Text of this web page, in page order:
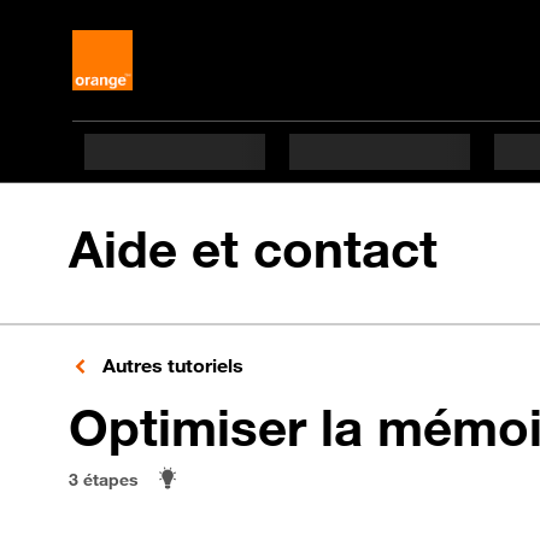
Aide et contact
Autres tutoriels
Optimiser la
3 étapes